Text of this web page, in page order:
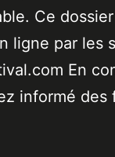
Ce
ligne par les
En
informé des